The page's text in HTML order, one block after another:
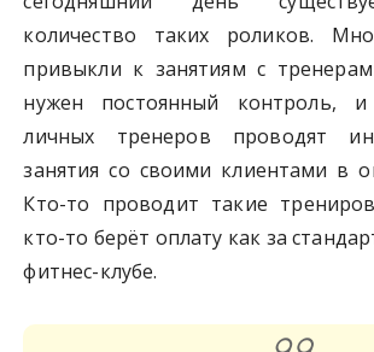
количество таких роликов.
привыкли к занятиям с
нужен постоянный контроль, и
личных тренеров проводят
занятия со своими клиентами в
Кто-то проводит такие
кто-то берёт оплату как за
фитнес-клубе.